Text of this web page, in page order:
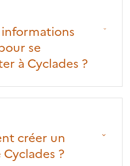
se
à Cyclades ?
créer un
?